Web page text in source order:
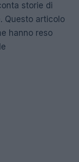
storie di
Questo articolo
hanno reso